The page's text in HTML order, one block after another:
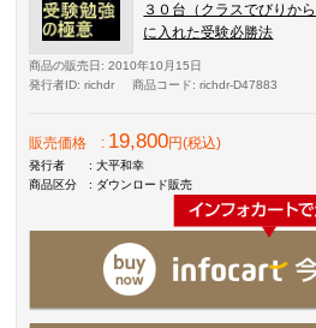
３０台（クラスでびりか
に入れた受験必勝法
商品の販売日 : 2010年10月15日
発行者ID: richdr 商品コード: richdr-D47883
販売価格 : 19,800円(税込)
発行者
: 大平和幸
商品区分
: ダウンロード販売